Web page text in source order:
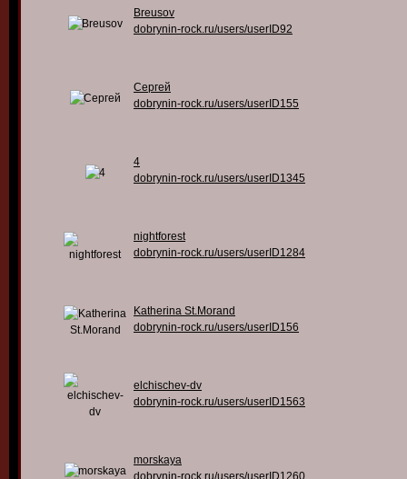
Breusov
dobrynin-rock.ru/users/userID92
Сергей
dobrynin-rock.ru/users/userID155
4
dobrynin-rock.ru/users/userID1345
nightforest
dobrynin-rock.ru/users/userID1284
Katherina St.Morand
dobrynin-rock.ru/users/userID156
elchischev-dv
dobrynin-rock.ru/users/userID1563
morskaya
dobrynin-rock.ru/users/userID1260